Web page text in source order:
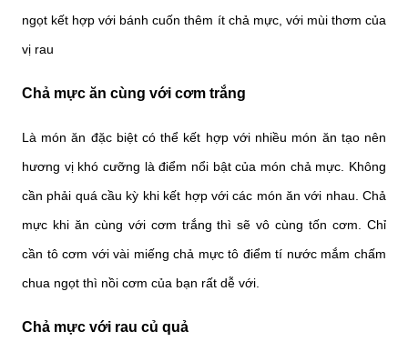
ngọt kết hợp với bánh cuốn thêm ít chả mực, với mùi thơm của
vị rau
Chả mực ăn cùng với cơm trắng
Là món ăn đặc biệt có thể kết hợp với nhiều món ăn tạo nên
hương vị khó cưỡng là điểm nổi bật của món chả mực. Không
cần phải quá cầu kỳ khi kết hợp với các món ăn với nhau. Chả
mực khi ăn cùng với cơm trắng thì sẽ vô cùng tốn cơm. Chỉ
cần tô cơm với vài miếng chả mực tô điểm tí nước mắm chấm
chua ngọt thì nồi cơm của bạn rất dễ với.
Chả mực với rau củ quả